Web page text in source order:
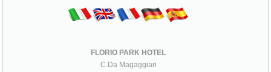
FLORIO PARK HOTEL
C.Da Magaggiari